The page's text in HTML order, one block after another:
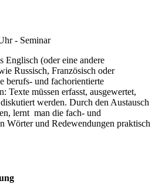
- Seminar
Englisch (oder eine andere
Russisch, Französisch oder
berufs- und fachorientierte
Texte müssen erfasst, ausgewertet,
werden. Durch den Austausch
lernt man die fach- und
Wörter und Redewendungen praktisch